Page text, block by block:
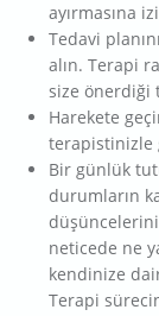
ayırmasına
Tedavi
alın. Terapi
size önerdiği
Harekete
terapistinizle
Bir günlük
durumların
neticede ne
kendinize
Terapi